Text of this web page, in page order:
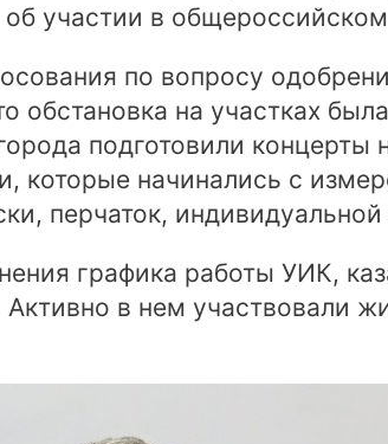
об участии в
по вопросу
обстановка на участках
подготовили
которые начинались с
перчаток, индивидуальной
графика работы УИК,
в нем участвовали